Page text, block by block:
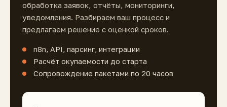
обработка заявок, отчёты, мониторинги,
уведомления. Разбираем ваш процесс и
предлагаем решение с оценкой сроков.
n8n, API, парсинг, интеграции
Расчёт окупаемости до старта
Сопровождение пакетами по 20 часов